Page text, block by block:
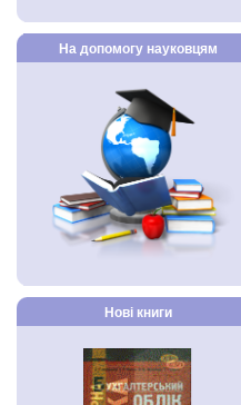
На допомогу науковцям
Нові книги